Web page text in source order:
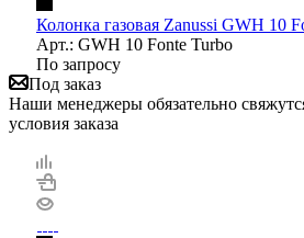
Колонка газовая Zanussi GWH 10
Арт.: GWH 10 Fonte Turbo
По запросу
Под заказ
Наши менеджеры обязательно
условия заказа